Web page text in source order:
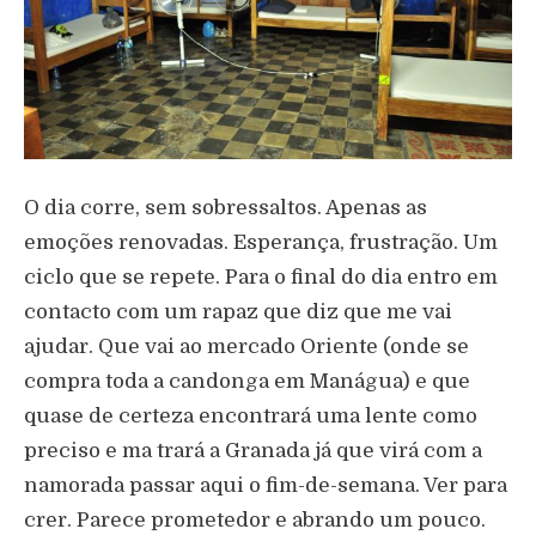
O dia corre, sem sobressaltos. Apenas as
emoções renovadas. Esperança, frustração. Um
ciclo que se repete. Para o final do dia entro em
contacto com um rapaz que diz que me vai
ajudar. Que vai ao mercado Oriente (onde se
compra toda a candonga em Manágua) e que
quase de certeza encontrará uma lente como
preciso e ma trará a Granada já que virá com a
namorada passar aqui o fim-de-semana. Ver para
crer. Parece prometedor e abrando um pouco.